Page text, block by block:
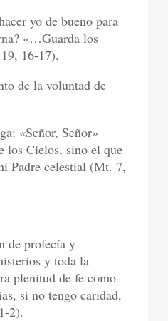
yo de bueno para
«…Guarda los
16-17).
de la voluntad de
«Señor, Señor»
los Cielos, sino el que
Padre celestial (Mt. 7,
de profecía y
y toda la
plenitud de fe como
si no tengo caridad,
2).